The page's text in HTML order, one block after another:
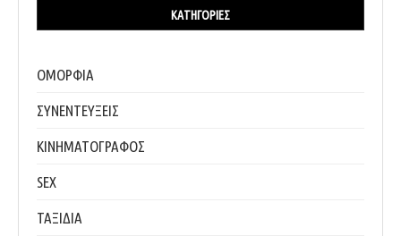
ΚΑΤΗΓΟΡΊΕΣ
ΟΜΟΡΦΙΑ
ΣΥΝΕΝΤΕΥΞΕΙΣ
ΚΙΝΗΜΑΤΟΓΡΑΦΟΣ
SEX
ΤΑΞΙΔΙΑ